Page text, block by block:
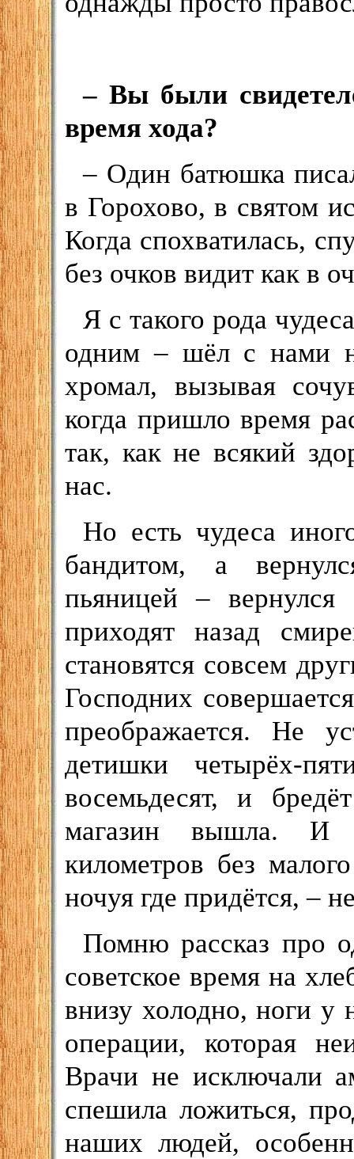
– Вы были
время хода?
– Один батюшка
в Горохово, в святом
Когда спохватилась,
без очков видит как в
Я с такого рода
одним – шёл с нами
хромал, вызывая
когда пришло время
так, как не всякий
нас.
Но есть чудеса
бандитом, а
пьяницей –
приходят назад
становятся совсем
Господних
преображается. Не
детишки четырёх-
восемьдесят, и
магазин вышла. И
километров без
ночуя где придётся, –
Помню рассказ про
советское время на
внизу холодно, ноги у
операции, которая
Врачи не исключали
спешила ложиться,
наших людей,